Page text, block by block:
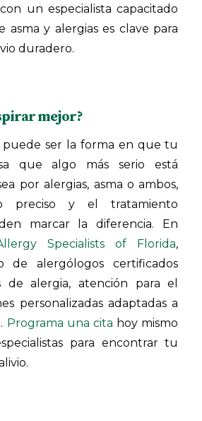
un especialista capacitado
asma y alergias es clave para
duradero.
mejor?
puede ser la forma en que tu
que algo más serio está
por alergias, asma o ambos,
preciso y el tratamiento
marcar la diferencia. En
Specialists of Florida,
de alergólogos certificados
de alergia, atención para el
personalizadas adaptadas a
Programa una cita hoy mismo
para encontrar tu